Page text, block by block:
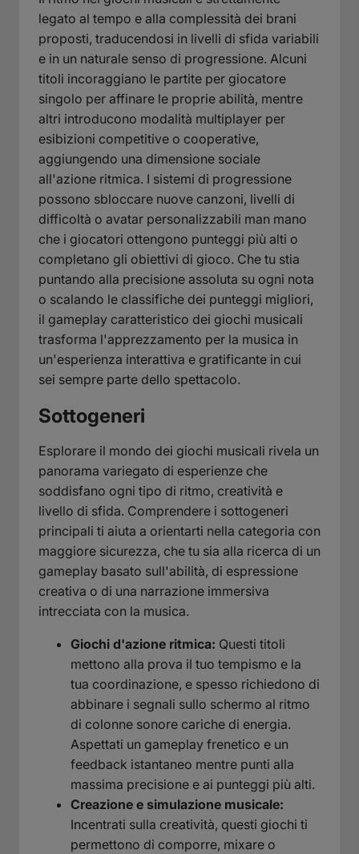
legato al tempo e alla complessità dei brani
proposti, traducendosi in livelli di sfida variabili
e in un naturale senso di progressione. Alcuni
titoli incoraggiano le partite per giocatore
singolo per affinare le proprie abilità, mentre
altri introducono modalità multiplayer per
esibizioni competitive o cooperative,
aggiungendo una dimensione sociale
all'azione ritmica. I sistemi di progressione
possono sbloccare nuove canzoni, livelli di
difficoltà o avatar personalizzabili man mano
che i giocatori ottengono punteggi più alti o
completano gli obiettivi di gioco. Che tu stia
puntando alla precisione assoluta su ogni nota
o scalando le classifiche dei punteggi migliori,
il gameplay caratteristico dei giochi musicali
trasforma l'apprezzamento per la musica in
un'esperienza interattiva e gratificante in cui
sei sempre parte dello spettacolo.
Sottogeneri
Esplorare il mondo dei giochi musicali rivela un
panorama variegato di esperienze che
soddisfano ogni tipo di ritmo, creatività e
livello di sfida. Comprendere i sottogeneri
principali ti aiuta a orientarti nella categoria con
maggiore sicurezza, che tu sia alla ricerca di un
gameplay basato sull'abilità, di espressione
creativa o di una narrazione immersiva
intrecciata con la musica.
Giochi d'azione ritmica: Questi titoli
mettono alla prova il tuo tempismo e la
tua coordinazione, e spesso richiedono di
abbinare i segnali sullo schermo al ritmo
di colonne sonore cariche di energia.
Aspettati un gameplay frenetico e un
feedback istantaneo mentre punti alla
massima precisione e ai punteggi più alti.
Creazione e simulazione musicale:
Incentrati sulla creatività, questi giochi ti
permettono di comporre, mixare o